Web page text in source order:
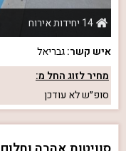
14 יחידות אירוח
איש קשר:גבריאל
מחיר לזוג החל מ:
סופ״שלא עודכן